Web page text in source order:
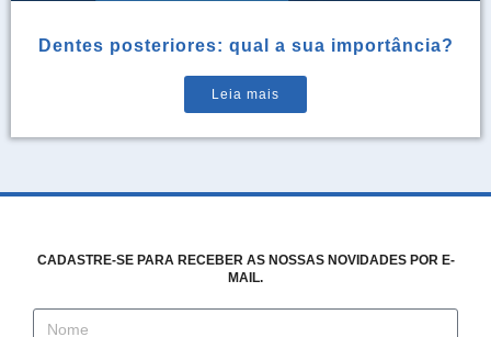
Dentes posteriores: qual a sua importância?
Leia mais
CADASTRE-SE PARA RECEBER AS NOSSAS NOVIDADES POR E-
MAIL.